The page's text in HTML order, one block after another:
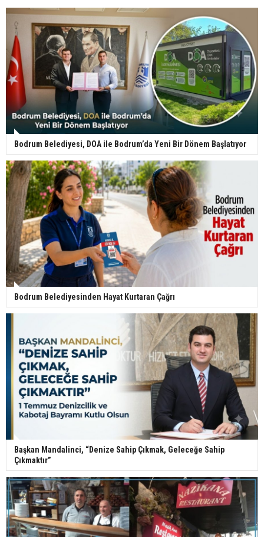
Bodrum Belediyesi, DOA ile Bodrum’da Yeni Bir Dönem Başlatıyor
Bodrum Belediyesinden Hayat Kurtaran Çağrı
Başkan Mandalinci, “Denize Sahip Çıkmak, Geleceğe Sahip
Çıkmaktır”